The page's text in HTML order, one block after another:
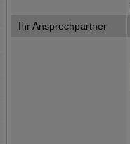
Ihr Ansprechpartner